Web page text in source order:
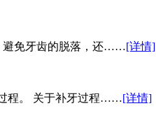
避免牙齿的脱落，还……[详情]
程。 关于补牙过程……[详情]